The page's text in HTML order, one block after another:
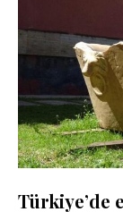
Türkiye’de